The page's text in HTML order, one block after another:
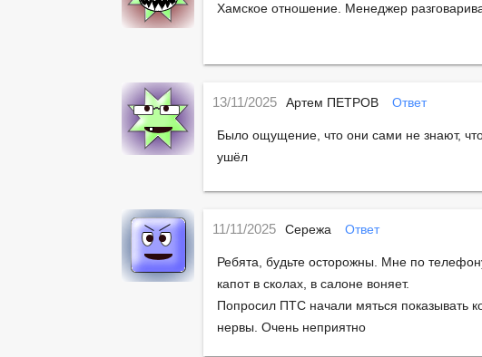
Хамское отношение. Менеджер
Артем ПЕТРОВ
13/11/2025 Ответ
Было ощущение, что они сами не знают,
ушёл
Сережа
11/11/2025 Ответ
Ребята, будьте осторожны. Мне по
капот в сколах, в салоне воняет.
Попросил ПТС начали мяться показывать
нервы. Очень неприятно